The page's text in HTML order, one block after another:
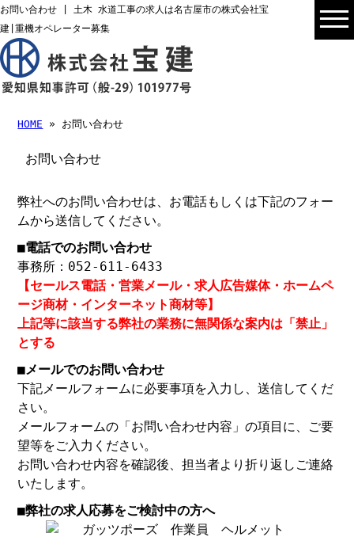
お問い合わせ | 土木 水道工事の求人は名古屋市の株式会社宝
建|重機オペレーター募集
HOME » お問い合わせ
お問い合わせ
弊社へのお問い合わせは、お電話もしくは下記のフォー
ムから送信してください。
■電話でのお問い合わせ
事務所：052-611-6433
【セールス電話・営業メール・求人広告媒体・ホームペ
ージ商材・インターネット商材等】
上記等に該当する弊社の業務に無関係な案内は「禁止」
とする
■メールでのお問い合わせ
下記メールフォームに必要事項を入力し、送信してくだ
さい。
メールフォームの「お問い合わせ内容」の項目に、ご要
望等をご入力ください。
お問い合わせ内容を確認後、担当者より折り返しご連絡
いたします。
■弊社の求人応募をご検討中の方へ